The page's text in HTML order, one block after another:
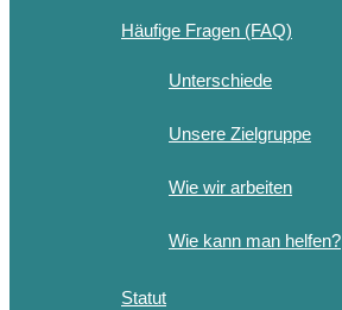
Häufige Fragen (FAQ)
Unterschiede
Unsere Zielgruppe
Wie wir arbeiten
Wie kann man helfen?
Statut